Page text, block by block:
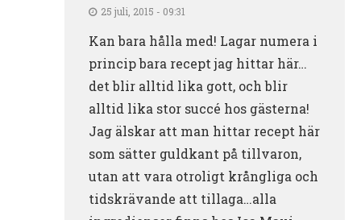
25 juli, 2015 - 09:31
Kan bara hålla med! Lagar numera i
princip bara recept jag hittar här…
det blir alltid lika gott, och blir
alltid lika stor succé hos gästerna!
Jag älskar att man hittar recept här
som sätter guldkant på tillvaron,
utan att vara otroligt krångliga och
tidskrävande att tillaga…alla